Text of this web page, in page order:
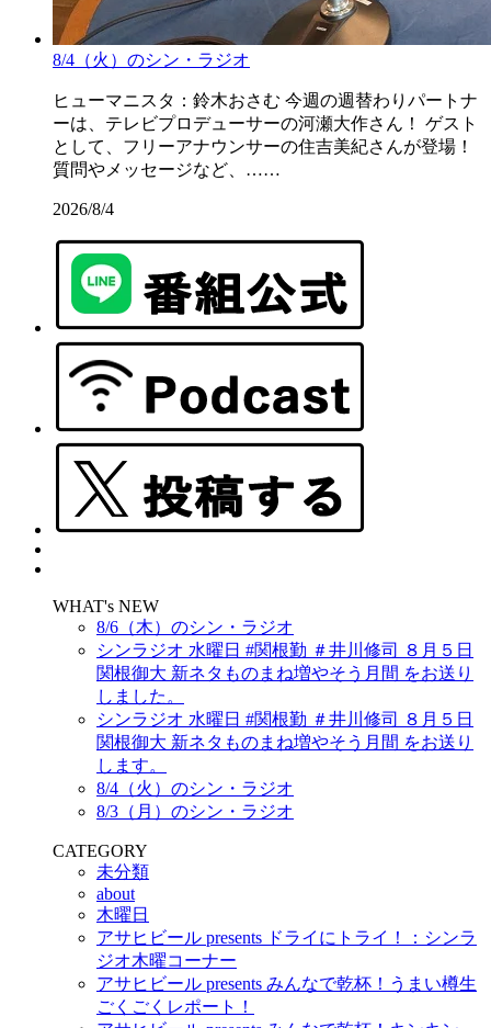
8/4（火）のシン・ラジオ
ヒューマニスタ：鈴木おさむ 今週の週替わりパートナ
ーは、テレビプロデューサーの河瀬大作さん！ ゲスト
として、フリーアナウンサーの住吉美紀さんが登場！
質問やメッセージなど、……
2026/8/4
WHAT's NEW
8/6（木）のシン・ラジオ
シンラジオ 水曜日 #関根勤 ＃井川修司 ８月５日
関根御大 新ネタものまね増やそう月間 をお送り
しました。
シンラジオ 水曜日 #関根勤 ＃井川修司 ８月５日
関根御大 新ネタものまね増やそう月間 をお送り
します。
8/4（火）のシン・ラジオ
8/3（月）のシン・ラジオ
CATEGORY
未分類
about
木曜日
アサヒビール presents ドライにトライ！：シンラ
ジオ木曜コーナー
アサヒビール presents みんなで乾杯！うまい樽生
ごくごくレポート！